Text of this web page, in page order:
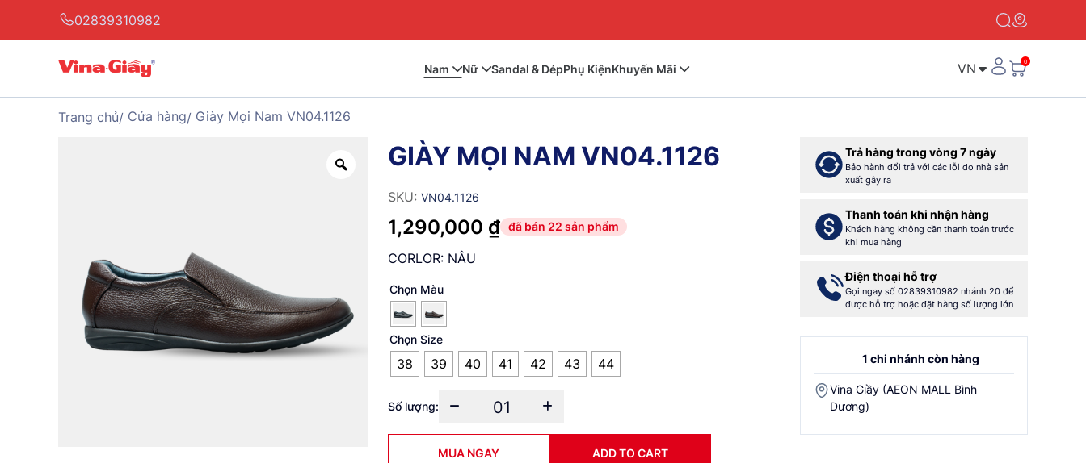
02839310982
Nam Nữ Sandal & DépPhụ KiệnKhuyến Mãi VN
Trang chủ Cửa hàng Giày Mọi Nam VN04.1126
GIÀY MỌI NAM VN04.1126
SKU: VN04.1126
1,290,000 ₫
CORLOR: NÂU
Chọn Màu
Chọn Size
38 39 40 41 42 43 44
Số lượng:
Mọi
Nam
01
MUA NGAY ADD TO CART
Trả hàng trong vòng 7 ngày
Bảo hành đổi trả với các lỗi do nhà sản
xuất gây ra
Thanh toán khi nhận hàng
Khách hàng không cần thanh toán trước
khi mua hàng
Điện thoại hỗ trợ
Gọi ngay số 02839310982 nhánh 20 để
được hỗ trợ hoặc đặt hàng số lượng lớn
1 chi nhánh còn hàng
Vina Giầy (AEON MALL Bình
Dương)